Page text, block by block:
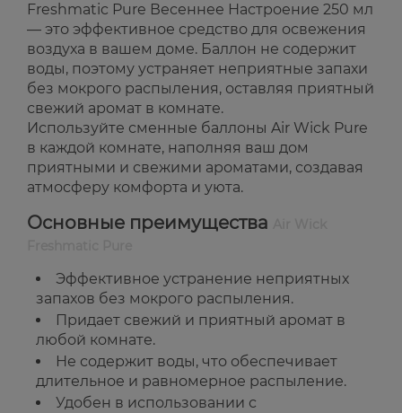
Freshmatic Pure Весеннее Настроение 250 мл
— это эффективное средство для освежения
воздуха в вашем доме. Баллон не содержит
воды, поэтому устраняет неприятные запахи
без мокрого распыления, оставляя приятный
свежий аромат в комнате.
Используйте сменные баллоны Air Wick Pure
в каждой комнате, наполняя ваш дом
приятными и свежими ароматами, создавая
атмосферу комфорта и уюта.
Основные преимущества
Эффективное устранение неприятных
запахов без мокрого распыления.
Придает свежий и приятный аромат в
любой комнате.
Не содержит воды, что обеспечивает
длительное и равномерное распыление.
Удобен в использовании с